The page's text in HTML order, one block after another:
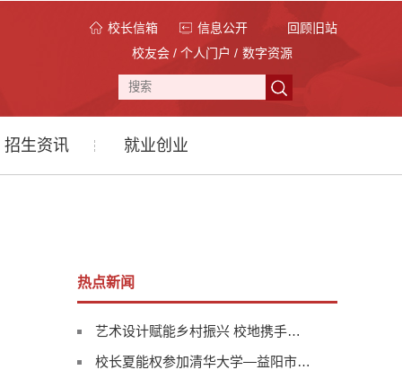
校长信箱 信息公开
回顾旧站
校友会 / 个人门户 / 数字资源
招生资讯 就业创业
热点新闻
艺术设计赋能乡村振兴 校地携手…
校长夏能权参加清华大学—益阳市…